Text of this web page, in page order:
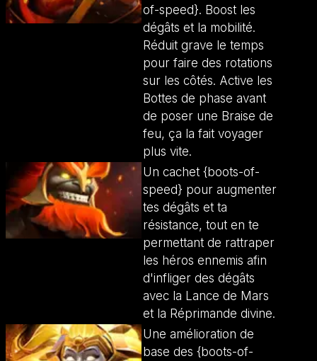
of-speed}. Boost les
dégâts et la mobilité.
Réduit grave le temps
pour faire des rotations
sur les côtés. Active les
Bottes de phase avant
de poser une Braise de
feu, ça la fait voyager
plus vite.
Un cachet {boots-of-
speed} pour augmenter
tes dégâts et ta
résistance, tout en te
permettant de rattraper
les héros ennemis afin
d'infliger des dégâts
avec la Lance de Mars
et la Réprimande divine.
Une amélioration de
base des {boots-of-